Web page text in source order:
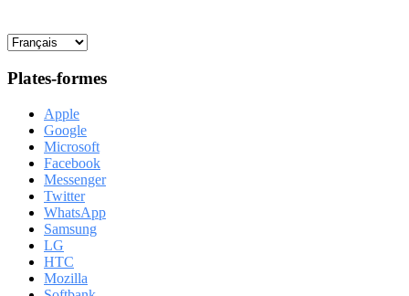
Plates-formes
Apple
Google
Microsoft
Facebook
Messenger
Twitter
WhatsApp
Samsung
LG
HTC
Mozilla